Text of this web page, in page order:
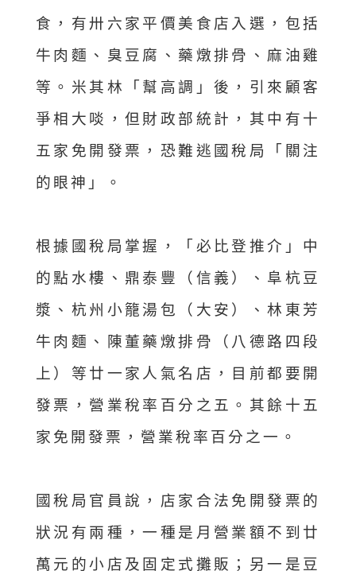
食，有卅六家平價美食店入選，包括
牛肉麵、臭豆腐、藥燉排骨、麻油雞
等。米其林「幫高調」後，引來顧客
爭相大啖，但財政部統計，其中有十
五家免開發票，恐難逃國稅局「關注
的眼神」。
根據國稅局掌握，「必比登推介」中
的點水樓、鼎泰豐（信義）、阜杭豆
漿、杭州小籠湯包（大安）、林東芳
牛肉麵、陳董藥燉排骨（八德路四段
上）等廿一家人氣名店，目前都要開
發票，營業稅率百分之五。其餘十五
家免開發票，營業稅率百分之一。
國稅局官員說，店家合法免開發票的
狀況有兩種，一種是月營業額不到廿
萬元的小店及固定式攤販；另一是豆